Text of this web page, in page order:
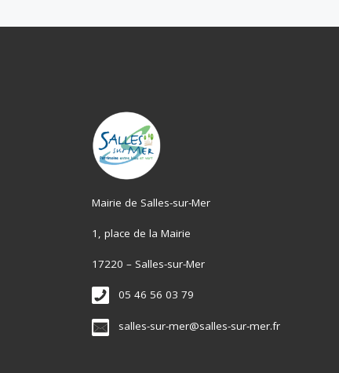
Mairie de Salles-sur-Mer
1, place de la Mairie
17220 – Salles-sur-Mer
05 46 56 03 79
salles-sur-mer@salles-sur-mer.fr